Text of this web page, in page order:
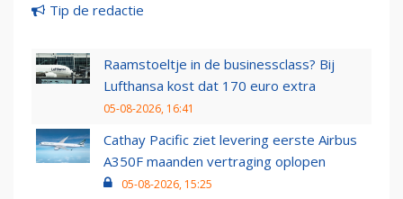
Tip de redactie
Raamstoeltje in de businessclass? Bij
Lufthansa kost dat 170 euro extra
05-08-2026, 16:41
Cathay Pacific ziet levering eerste Airbus
A350F maanden vertraging oplopen
05-08-2026, 15:25